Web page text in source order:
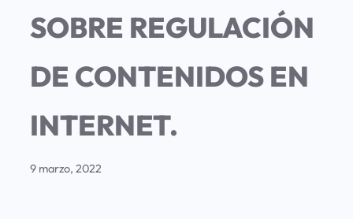
SOBRE REGULACIÓN
DE CONTENIDOS EN
INTERNET.
9 marzo, 2022